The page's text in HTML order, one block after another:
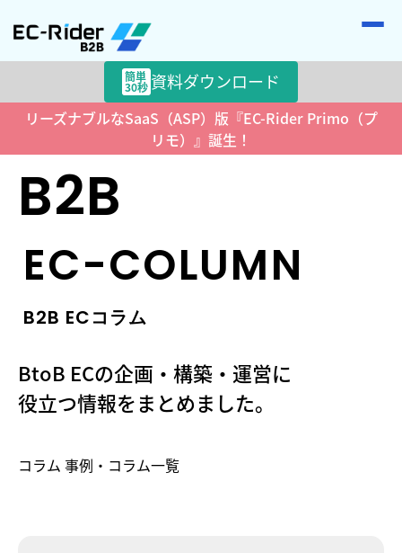
簡単
30秒 資料ダウンロード
リーズナブルなSaaS（ASP）版『EC-Rider Primo（プ
リモ）』誕生！
HOME>ECコラム>コラム
B2B
EC-COLUMN
B2B ECコラム
BtoB ECの企画・構築・運営に
役立つ情報をまとめました。
コラム 事例・コラム一覧